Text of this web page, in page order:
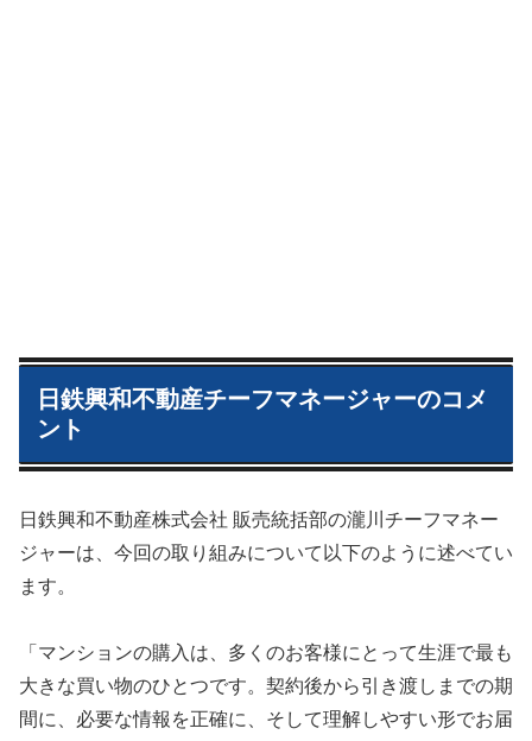
日鉄興和不動産チーフマネージャーのコメ
ント
日鉄興和不動産株式会社 販売統括部の瀧川チーフマネー
ジャーは、今回の取り組みについて以下のように述べてい
ます。
「マンションの購入は、多くのお客様にとって生涯で最も
大きな買い物のひとつです。契約後から引き渡しまでの期
間に、必要な情報を正確に、そして理解しやすい形でお届